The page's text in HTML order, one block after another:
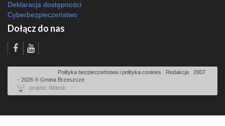
Deklaracja dostępności
Cyberbezpieczeństwo
Dołącz do nas
Polityka bezpieczeństwa i polityka cookies Redakcja
2007
- 2026 © Gmina Brzeszcze
projekt: Wdesk